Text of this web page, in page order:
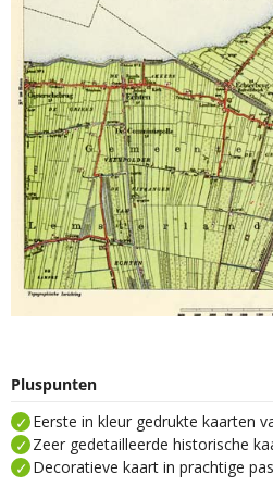
Pluspunten
Eerste in kleur gedrukte kaarten
Zeer gedetailleerde historische
Decoratieve kaart in prachtige